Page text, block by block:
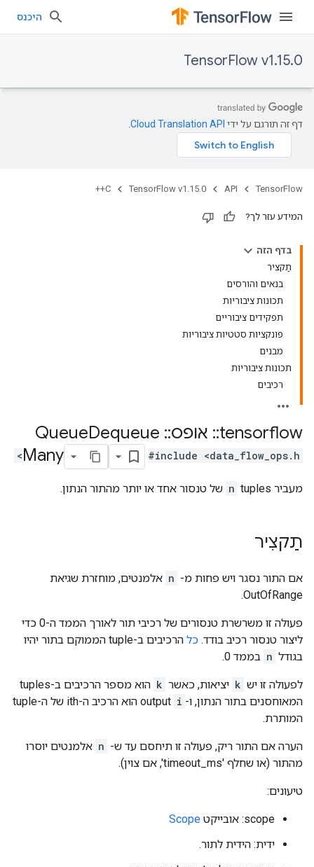
היכנס
TensorFlow v1.15.0
דף זה תורגם על ידי Cloud Translation API
TensorFlow
API
TensorFlow v1.15.0
C++
המידע עזר לך?
בדף הזה
תַקצִיר
בנאים והורסים
תכונות ציבוריות
תפקידים ציבוריים
פונקציות סטטיות ציבוריות
מבנים
תכונות ציבוריות
רכיבים
tensorflow
:: אופס::
Dequeue
Many
#include <data_flow_ops.h>
מעביר n tuples של טנסור אחד או יותר מהתור הנתון.
תַקצִיר
אם התור נסגר ויש פחות מ- n אלמנטים, מוחזרת שגיאת
OutOfRange.
פעולה זו משרשרת טנסורים של רכיבי תור לאורך הממד ה-0 כדי
ליצור טנסור רכיב בודד. כל
הרכיבים ב-tuple הממוקם בתור יהיו
בגודל n בממד 0.
לפעולה זו יש k יציאות, כאשר k
הוא מספר הרכיבים ב-tuples
המאוחסנים בתור הנתון, ו-output i
הוא הרכיב ה-ith של ה-tuple
המותרת.
הערה אם התור ריק, פעולה זו תיחסם עד ש- n אלמנטים יוסרו
מהתור (או שחלף 'timeout_ms', אם צוין).
טיעונים:
scope: אובייקט
Scope
ידית: הידית לתור.